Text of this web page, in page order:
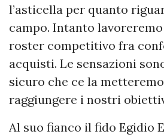
l’asticella per quanto
campo. Intanto
roster competitivo fra
acquisti. Le sensazioni
sicuro che ce la
raggiungere i nostri
Al suo fianco il fido Egidio